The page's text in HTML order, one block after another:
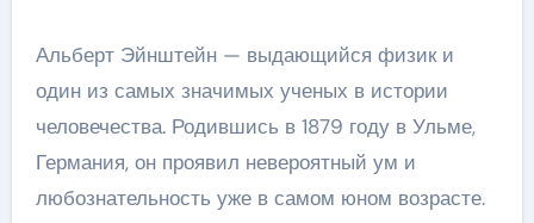
Альберт Эйнштейн — выдающийся физик и
один из самых значимых ученых в истории
человечества. Родившись в 1879 году в Ульме,
Германия, он проявил невероятный ум и
любознательность уже в самом юном возрасте.